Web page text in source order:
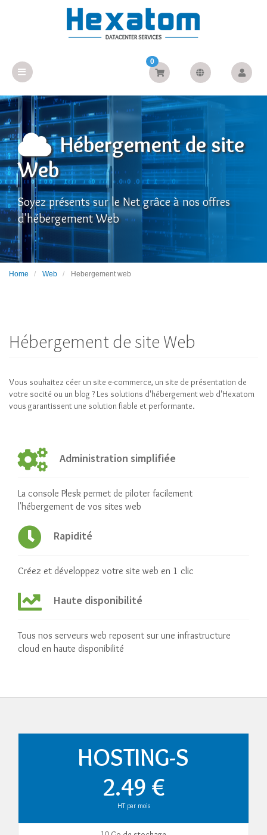
0
Hébergement de site
Web
Soyez présents sur le Net grâce à nos offres
d'hébergement Web
Home Web Hebergement web
Hébergement de site Web
Vous souhaitez céer un site e-commerce, un site de présentation de
votre socité ou un blog ? Les solutions d'hébergement web d'Hexatom
vous garantissent une solution fiable et performante.
Administration simplifiée
La console Plesk permet de piloter facilement
l'hébergement de vos sites web
Rapidité
Créez et développez votre site web en 1 clic
Haute disponibilité
Tous nos serveurs web reposent sur une infrastructure
cloud en haute disponibilité
HOSTING-S
2.49 €
HT par mois